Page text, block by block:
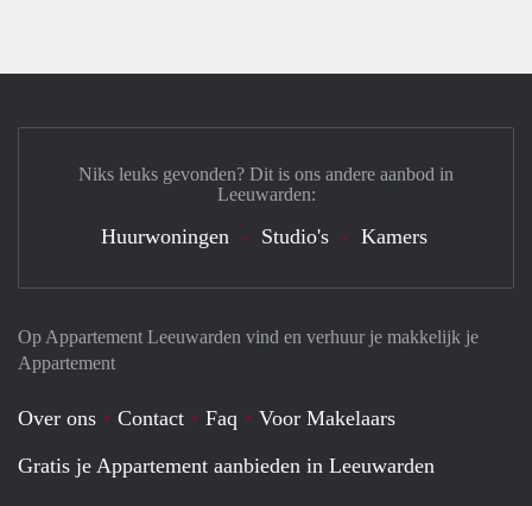
Op Appartement Leeuwarden vind en verhuur je makkelijk je
Appartement
Over ons Contact Faq
Voor Makelaars
Gratis je Appartement aanbieden in Leeuwarden
Niks leuks gevonden? Dit is ons andere aanbod in
Leeuwarden:
Huurwoningen Studio's Kamers